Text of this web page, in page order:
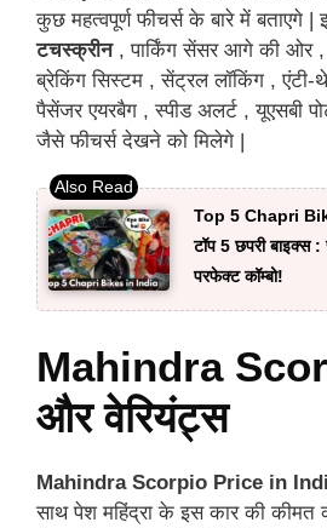
कुछ महत्वपूर्ण फीचर्स के बारे में बताएगे |
टचस्क्रीन, पार्किंग सेंसर आगे की ओर ,
ब्रेकिंग सिस्टम , सेंट्रल लॉकिंग , एंटी-
पैसेंजर एयरबैग , स्पीड अलर्ट , यूएसबी
जैसे फीचर्स देखने को मिलेगे |
Top 5 Chapri
टॉप 5 छपरी बाइक्स
परफेक्ट कॉम्बो!
Mahindra
और वेरियंट्स
Mahindra Scorpio Price in
साथ पेश महिंद्रा के इस कार की कीमत